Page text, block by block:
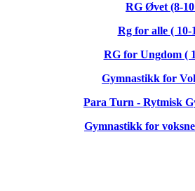
RG Øvet (8-
Rg for alle ( 10-
RG for Ungdom (
Gymnastikk for
Para Turn - Rytmisk
Gymnastikk for